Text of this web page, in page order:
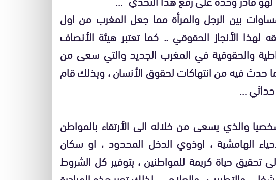
بين الرجل والمرأة مما جعل المغرب من اول
لهذا الأنجاز الحقوقي .. كما تعتبر هيئة الأنصاف
والحقوقية في المغرب الجديد والتي سعى من
حدث فيه من انتهاكات لحقوق الأنسان ، وبذلك قام
حداثي …
والذي يسعى من خلاله الى الأرتقاء بالمواطن
الهامشية ، اوذوي الدخل المحدود ، او سكان
تحقيق حياة كريمة للمواطنين ، بتوفير كل الشروط